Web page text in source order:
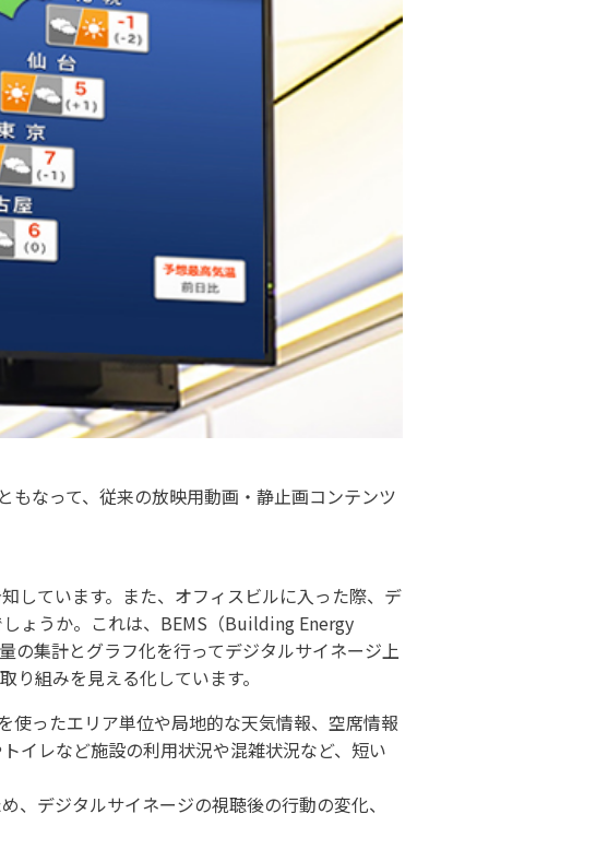
なって、従来の放映用動画・静止画コンテンツ
しています。また、オフィスビルに入った際、デ
ょうか。これは、BEMS（Building Energy
集計とグラフ化を行ってデジタルサイネージ上
組みを見える化しています。
ったエリア単位や局地的な天気情報、空席情報
イレなど施設の利用状況や混雑状況など、短い
、デジタルサイネージの視聴後の行動の変化、